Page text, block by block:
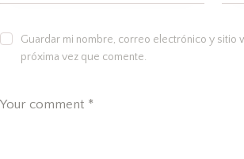
Guardar mi nombre, correo electrónico y sitio
próxima vez que comente.